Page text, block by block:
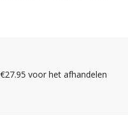
voor het afhandelen